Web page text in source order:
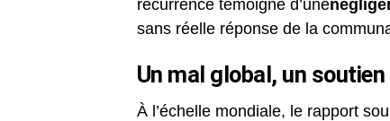
récurrence témoigne d’une
sans réelle réponse de la
Un mal global, un
À l’échelle mondiale, le rapport